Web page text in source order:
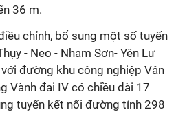
36 m.
chỉnh, bổ sung một số tuyến
- Neo - Nham Sơn- Yên Lư
đường khu công nghiệp Vân
Vành đai IV có chiều dài 17
tuyến kết nối đường tỉnh 298